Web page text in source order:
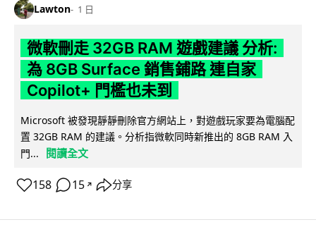
Lawton 1 日
微軟刪走 32GB RAM 遊戲建議 分析:
為 8GB Surface 銷售鋪路 連自家
Copilot+ 門檻也未到
Microsoft 被發現靜靜刪除官方網站上，對遊戲玩家要為電腦配
置 32GB RAM 的建議。分析指微軟同時新推出的 8GB RAM 入
門...
閱讀全文
158 15 ↗ 分享